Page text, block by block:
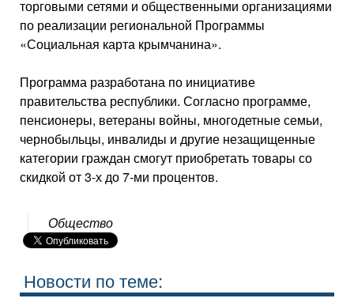
торговыми сетями и общественными организациями
по реализации региональной Программы
«Социальная карта крымчанина».
Программа разработана по инициативе
правительства республики. Согласно программе,
пенсионеры, ветераны войны, многодетные семьи,
чернобыльцы, инвалиды и другие незащищенные
категории граждан смогут приобретать товары со
скидкой от 3-х до 7-ми процентов.
Общество
Новости по теме: